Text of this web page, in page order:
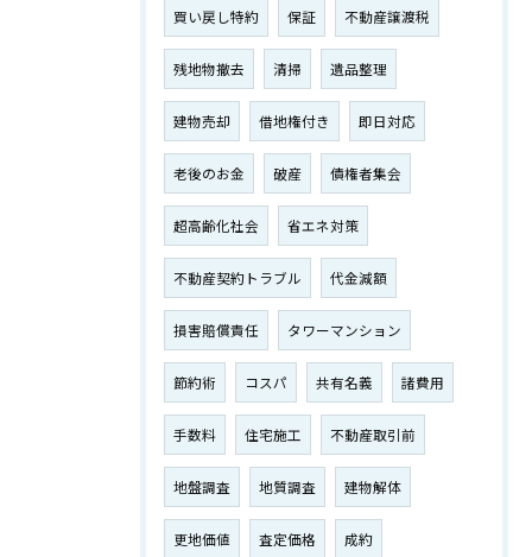
買い戻し特約 保証 不動産譲渡税
残地物撤去 清掃 遺品整理
建物売却 借地権付き 即日対応
老後のお金 破産 債権者集会
超高齢化社会 省エネ対策
不動産契約トラブル 代金減額
損害賠償責任 タワーマンション
節約術 コスパ 共有名義 諸費用
手数料 住宅施工 不動産取引前
地盤調査 地質調査 建物解体
更地価値 査定価格 成約